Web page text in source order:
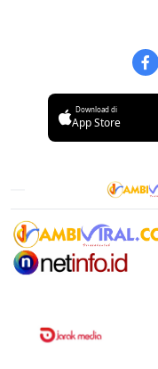
Download di
App Store